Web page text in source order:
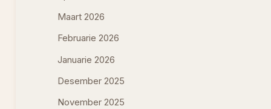
Maart 2026
Februarie 2026
Januarie 2026
Desember 2025
November 2025